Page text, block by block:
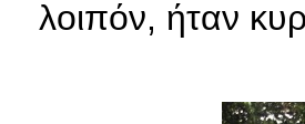
λοιπόν, ήταν